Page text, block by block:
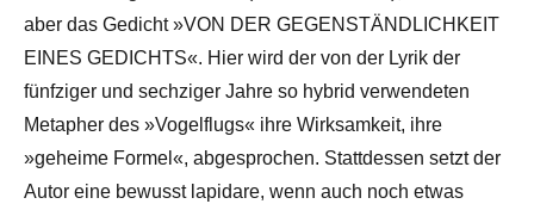
aber das Gedicht »VON DER GEGENSTÄNDLICHKEIT
EINES GEDICHTS«. Hier wird der von der Lyrik der
fünfziger und sechziger Jahre so hybrid verwendeten
Metapher des »Vogelflugs« ihre Wirksamkeit, ihre
»geheime Formel«, abgesprochen. Stattdessen setzt der
Autor eine bewusst lapidare, wenn auch noch etwas